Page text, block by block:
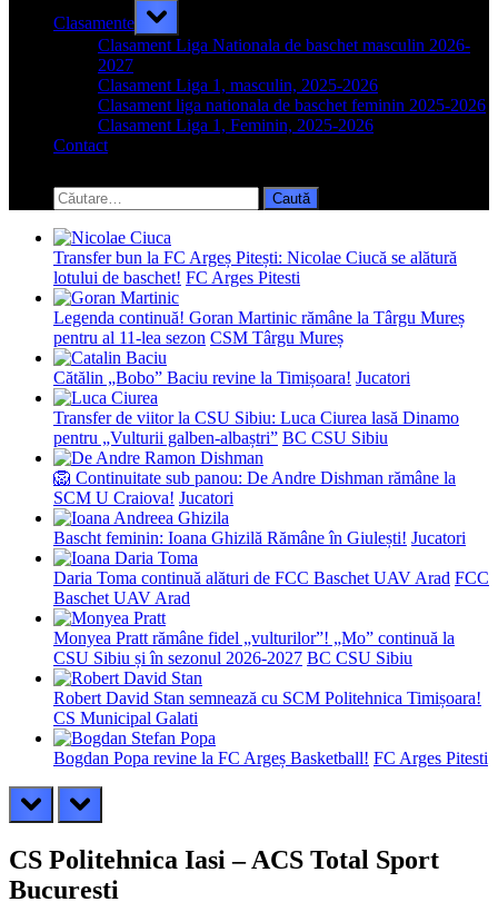
Clasamente
Toggle
sub-
menu
Clasament Liga Nationala de baschet masculin 2026-
2027
Clasament Liga 1, masculin, 2025-2026
Clasament liga nationala de baschet feminin 2025-2026
Clasament Liga 1, Feminin, 2025-2026
Contact
search
form
Caută
după:
Transfer bun la FC Argeș Pitești: Nicolae Ciucă se alătură
lotului de baschet! FC Arges Pitesti
Legenda continuă! Goran Martinic rămâne la Târgu Mureș
pentru al 11-lea sezon CSM Târgu Mureș
Cătălin „Bobo” Baciu revine la Timișoara! Jucatori
Transfer de viitor la CSU Sibiu: Luca Ciurea lasă Dinamo
pentru „Vulturii galben-albaștri” BC CSU Sibiu
🦁 Continuitate sub panou: De Andre Dishman rămâne la
SCM U Craiova! Jucatori
Bascht feminin: Ioana Ghizilă Rămâne în Giulești! Jucatori
Daria Toma continuă alături de FCC Baschet UAV Arad FCC
Baschet UAV Arad
Monyea Pratt rămâne fidel „vulturilor”! „Mo” continuă la
CSU Sibiu și în sezonul 2026-2027 BC CSU Sibiu
Robert David Stan semnează cu SCM Politehnica Timișoara!
CS Municipal Galati
Bogdan Popa revine la FC Argeș Basketball! FC Arges Pitesti
prev next
CS Politehnica Iasi – ACS Total Sport
Bucuresti